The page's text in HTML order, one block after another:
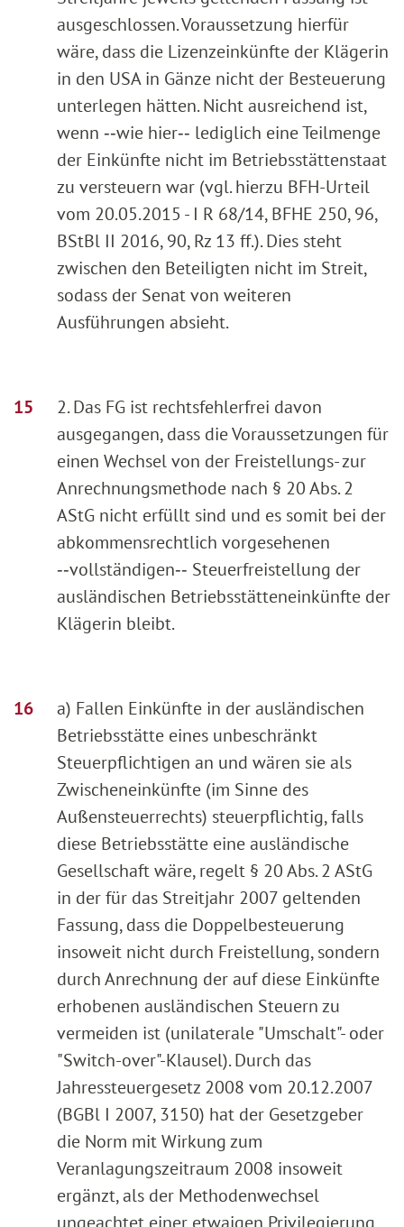
ausgeschlossen. Voraussetzung hierfür
wäre, dass die Lizenzeinkünfte der Klägerin
in den USA in Gänze nicht der Besteuerung
unterlegen hätten. Nicht ausreichend ist,
wenn ‑‑wie hier‑‑ lediglich eine Teilmenge
der Einkünfte nicht im Betriebsstättenstaat
zu versteuern war (vgl. hierzu BFH-Urteil
vom 20.05.2015 - I R 68/14, BFHE 250, 96,
BStBl II 2016, 90, Rz 13 ff.). Dies steht
zwischen den Beteiligten nicht im Streit,
sodass der Senat von weiteren
Ausführungen absieht.
2. Das FG ist rechtsfehlerfrei davon
ausgegangen, dass die Voraussetzungen für
einen Wechsel von der Freistellungs- zur
Anrechnungsmethode nach § 20 Abs. 2
AStG nicht erfüllt sind und es somit bei der
abkommensrechtlich vorgesehenen
‑‑vollständigen‑‑ Steuerfreistellung der
ausländischen Betriebsstätteneinkünfte der
Klägerin bleibt.
a) Fallen Einkünfte in der ausländischen
Betriebsstätte eines unbeschränkt
Steuerpflichtigen an und wären sie als
Zwischeneinkünfte (im Sinne des
Außensteuerrechts) steuerpflichtig, falls
diese Betriebsstätte eine ausländische
Gesellschaft wäre, regelt § 20 Abs. 2 AStG
in der für das Streitjahr 2007 geltenden
Fassung, dass die Doppelbesteuerung
insoweit nicht durch Freistellung, sondern
durch Anrechnung der auf diese Einkünfte
erhobenen ausländischen Steuern zu
vermeiden ist (unilaterale "Umschalt"- oder
"Switch-over"-Klausel). Durch das
Jahressteuergesetz 2008 vom 20.12.2007
(BGBl I 2007, 3150) hat der Gesetzgeber
die Norm mit Wirkung zum
Veranlagungszeitraum 2008 insoweit
ergänzt, als der Methodenwechsel